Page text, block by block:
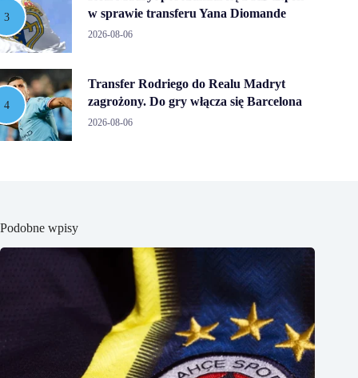
w sprawie transferu Yana Diomande
2026-08-06
Transfer Rodriego do Realu Madryt
zagrożony. Do gry włącza się Barcelona
2026-08-06
Podobne wpisy